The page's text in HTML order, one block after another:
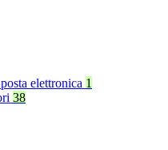
elettronica 1
38